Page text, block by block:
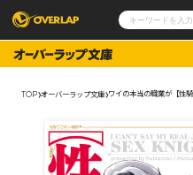
コミックガルド
コミッククリエ
その他
コミックエッセイ
ポケットモンスター
アニメ
ゲーム
企業
TOP オーバーラップ文庫 ワイの本当の職業が【性